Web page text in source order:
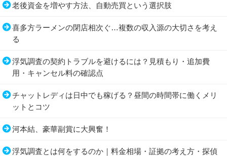
老後資金を増やす方法、自動売買という選択肢
喜多方ラーメンの閉店相次ぐ…複数の収入源の大切さを考え
る
浮気調査の契約トラブルを避けるには？見積もり・追加費
用・キャンセル料の確認点
チャットレディは日中でも稼げる？昼間の時間帯に働くメリ
ットとコツ
河本結、豪華副賞に大興奮！
浮気調査とは何をするのか｜料金相場・証拠の考え方・探偵